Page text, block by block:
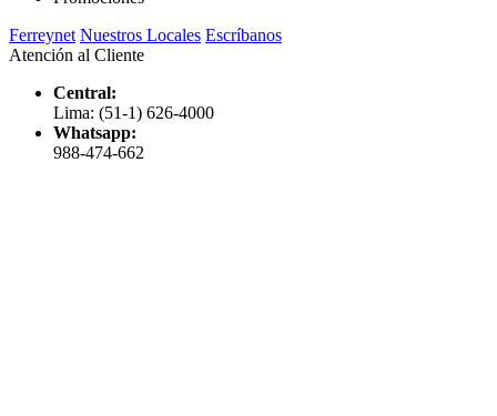
Ferreynet Nuestros Locales Escríbanos
Atención al Cliente
Central:
Lima: (51-1) 626-4000
Whatsapp:
988-474-662